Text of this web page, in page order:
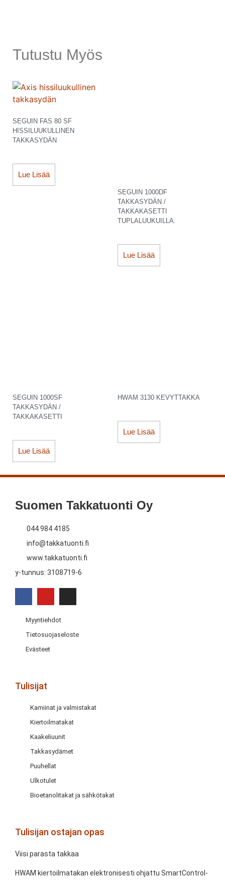
Tutustu Myös
SEGUIN FAS 80 SF
HISSILUUKULLINEN
TAKKASYDÄN
Lue Lisää
SEGUIN 1000DF
TAKKASYDÄN /
TAKKAKASETTI
TUPLALUUKUILLA.
Lue Lisää
SEGUIN 1000SF
TAKKASYDÄN /
TAKKAKASETTI
Lue Lisää
HWAM 3130 KEVYTTAKKA
Lue Lisää
Suomen Takkatuonti Oy
044 984 4185
info@takkatuonti.fi
www.takkatuonti.fi
y-tunnus: 3108719-6
Myyntiehdot
Tietosuojaseloste
Evästeet
Tulisijat
Kamiinat ja valmistakat
Kiertoilmatakat
Kaakeliuunit
Takkasydämet
Puuhellat
Ulkotulet
Bioetanolitakat ja sähkötakat
Tulisijan ostajan opas
Viisi parasta takkaa
HWAM kiertoilmatakan elektronisesti ohjattu SmartControl-